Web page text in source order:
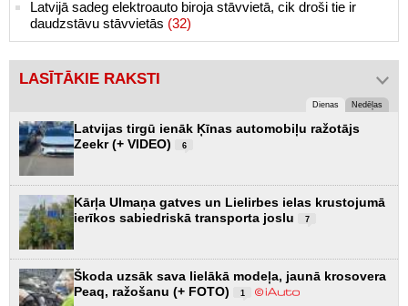
Latvijā sadeg elektroauto biroja stāvvietā, cik droši tie ir
daudzstāvu stāvvietās (32)
LASĪTĀKIE RAKSTI
Dienas Nedēļas
Latvijas tirgū ienāk Ķīnas automobiļu ražotājs
Zeekr (+ VIDEO)
6
Kārļa Ulmaņa gatves un Lielirbes ielas krustojumā
ierīkos sabiedriskā transporta joslu
7
Škoda uzsāk sava lielākā modeļa, jaunā krosovera
Peaq, ražošanu (+ FOTO)
1